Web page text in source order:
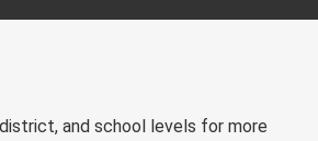
and school levels for more